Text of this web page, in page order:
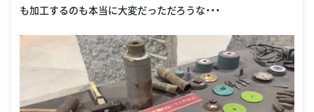
も加工するのも本当に大変だっただろうな・・・